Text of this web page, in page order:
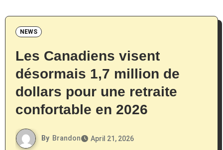
NEWS
Les Canadiens visent
désormais 1,7 million de
dollars pour une retraite
confortable en 2026
By Brandon
April 21, 2026